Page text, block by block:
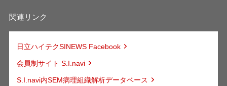
関連リンク
日立ハイテクSINEWS Facebook
会員制サイト S.I.navi
S.I.navi内SEM病理組織解析データベース